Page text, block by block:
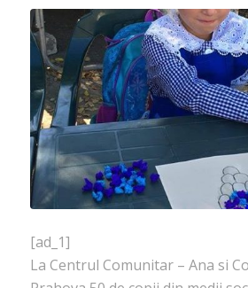
[ad_1]
La Centrul Comunitar – Ana si